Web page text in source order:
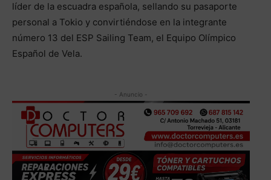
líder de la escuadra española, sellando su pasaporte
personal a Tokio y convirtiéndose en la integrante
número 13 del ESP Sailing Team, el Equipo Olímpico
Español de Vela.
- Anuncio -